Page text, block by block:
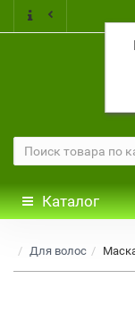
Каталог
Для волос